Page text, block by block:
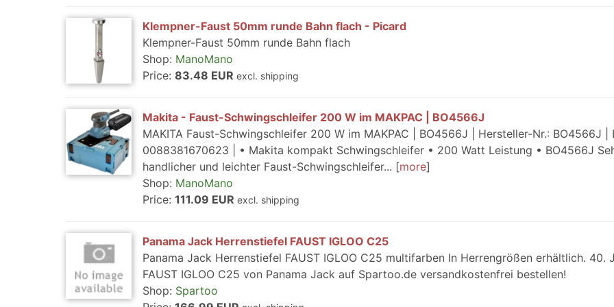
Klempner-Faust 50mm runde Bahn flach - Picard
Klempner-Faust 50mm runde Bahn flach
Shop: ManoMano
Price: 83.48 EUR excl. shipping
Makita - Faust-Schwingschleifer 200 W im MAKPAC | BO4566J
MAKITA Faust-Schwingschleifer 200 W im MAKPAC | BO4566J | Hersteller-Nr.: BO4566J |
0088381670623 | • Makita kompakt Schwingschleifer • 200 Watt Leistung • BO4566J
handlicher und leichter Faust-Schwingschleifer...
more
Shop: ManoMano
Price: 111.09 EUR excl. shipping
Panama Jack Herrenstiefel FAUST IGLOO C25
Panama Jack Herrenstiefel FAUST IGLOO C25 multifarben In Herrengrößen erhältlich. 40.
FAUST IGLOO C25 von Panama Jack auf Spartoo.de versandkostenfrei bestellen!
Shop: Spartoo